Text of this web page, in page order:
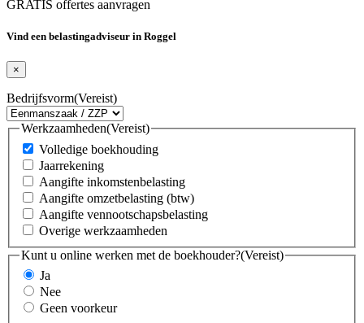
GRATIS offertes aanvragen
Vind een belastingadviseur in Roggel
×
Bedrijfsvorm(Vereist)
Werkzaamheden(Vereist)
Volledige boekhouding
Jaarrekening
Aangifte inkomstenbelasting
Aangifte omzetbelasting (btw)
Aangifte vennootschapsbelasting
Overige werkzaamheden
Kunt u online werken met de boekhouder?(Vereist)
Ja
Nee
Geen voorkeur